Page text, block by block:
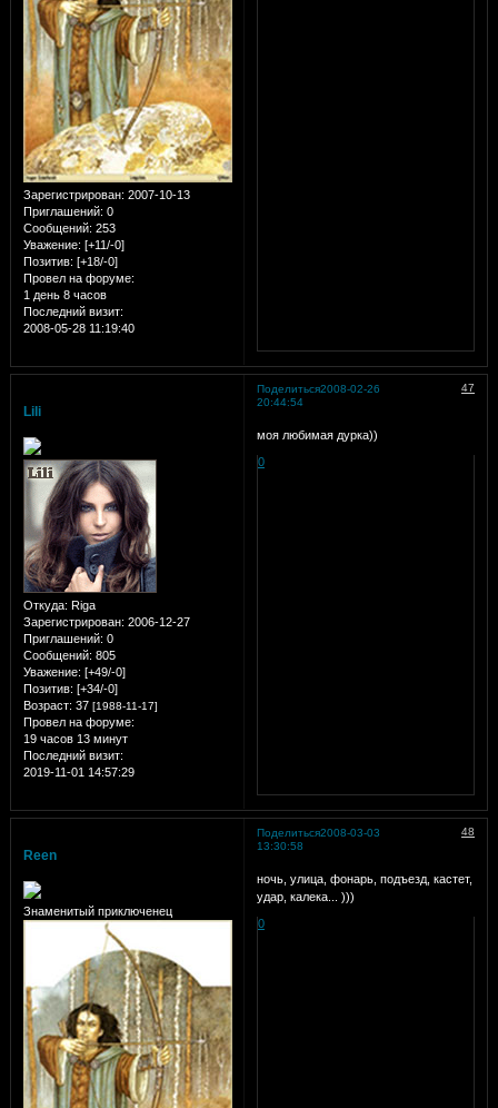
Зарегистрирован: 2007-10-13
Приглашений: 0
Сообщений: 253
Уважение: [+11/-0]
Позитив: [+18/-0]
Провел на форуме:
1 день 8 часов
Последний визит:
2008-05-28 11:19:40
Поделиться 47
2008-02-26
20:44:54
Lili
Откуда: Riga
Зарегистрирован: 2006-12-27
Приглашений: 0
Сообщений: 805
Уважение: [+49/-0]
Позитив: [+34/-0]
Возраст: 37 [1988-11-17]
Провел на форуме:
19 часов 13 минут
Последний визит:
2019-11-01 14:57:29
моя любимая дурка))
0
Поделиться 48
2008-03-03
13:30:58
Reen
Знаменитый приключенец
ночь, улица, фонарь, подъезд, кастет,
удар, калека... )))
0